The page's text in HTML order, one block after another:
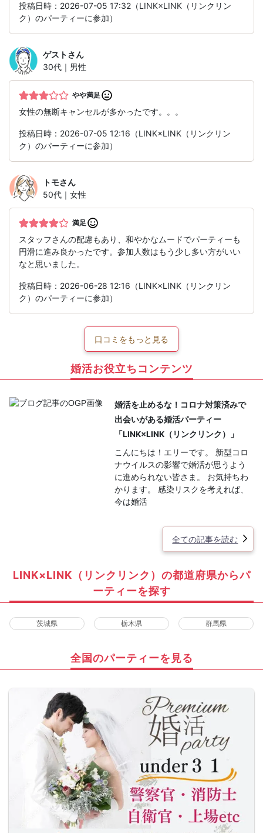
投稿日時：2026-07-05 17:32（LINK×LINK（リンクリン
ク）のパーティーに参加）
ゲストさん
30代｜男性
やや満足
女性の無断キャンセルが多かったです。。。
投稿日時：2026-07-05 12:16（LINK×LINK（リンクリン
ク）のパーティーに参加）
トモさん
50代｜女性
満足
スタッフさんの配慮もあり、和やかなムードでパーティーも
円滑に進み良かったです。参加人数はもう少し多い方がいい
なと思いました。
投稿日時：2026-06-28 12:16（LINK×LINK（リンクリン
ク）のパーティーに参加）
口コミをもっと見る
婚活お役立ちコンテンツ
婚活を止めるな！コロナ対策済みで
出会いがある婚活パーティー
「LINK×LINK（リンクリンク）」
こんにちは！エリーです。 新型コロ
ナウイルスの影響で婚活が思うよう
に進められない皆さま。 お気持ちわ
かります。 感染リスクを考えれば、
今は婚活
全ての記事を読む
LINK×LINK（リンクリンク）の都道府県からパ
ーティーを探す
茨城県 栃木県 群馬県
全国のパーティーを見る